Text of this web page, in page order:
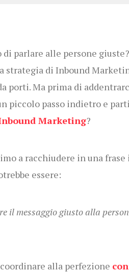
di parlare alle persone
strategia di Inbound
porti. Ma prima di
piccolo passo indietro e
Marketing?
a racchiudere in una
essere:
il messaggio giusto alla
alla perfezione